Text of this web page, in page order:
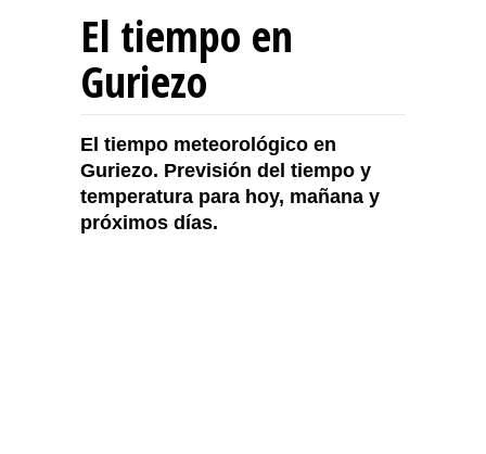
El tiempo en
Guriezo
El tiempo meteorológico en
Guriezo. Previsión del tiempo y
temperatura para hoy, mañana y
próximos días.